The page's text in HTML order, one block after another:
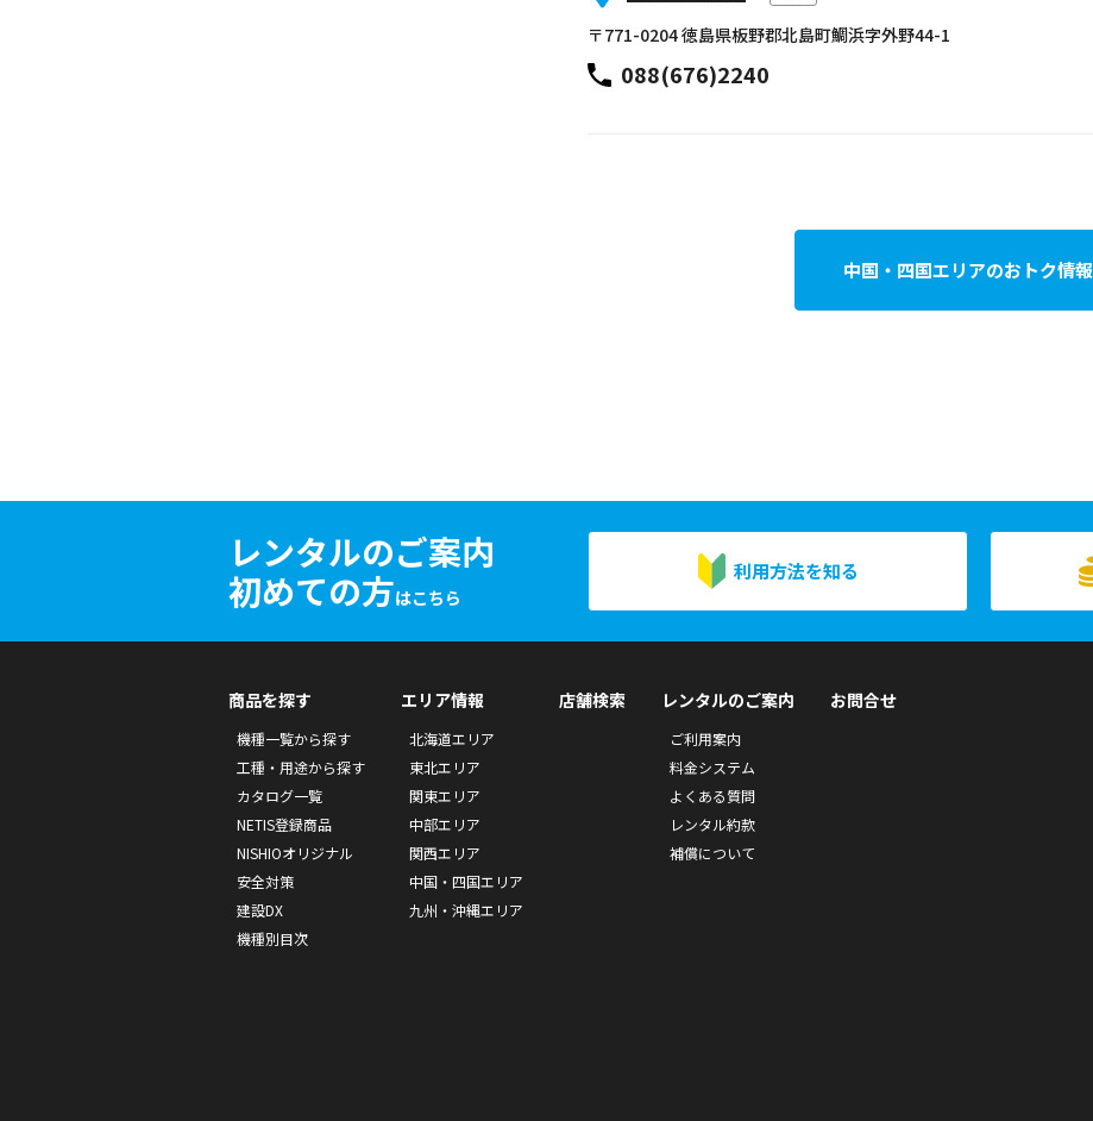
〒771-0204 徳島県板野郡北島町鯛浜字外野44-1
088(676)2240
中国・四国エリアのおトク情報
レンタルのご案内
初めての方はこちら
利用方法を知る
商品を探す
機種一覧から探す
工種・用途から探す
カタログ一覧
NETIS登録商品
NISHIOオリジナル
安全対策
建設DX
機種別目次
エリア情報
北海道エリア
東北エリア
関東エリア
中部エリア
関西エリア
中国・四国エリア
九州・沖縄エリア
店舗検索 レンタルのご案内
ご利用案内
料金システム
よくある質問
レンタル約款
補償について
お問合せ